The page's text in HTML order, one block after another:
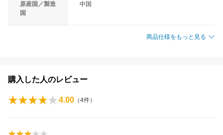
原産国／製造
国
中国
商品仕様をもっと見る
購入した人のレビュー
4.00 （4件）